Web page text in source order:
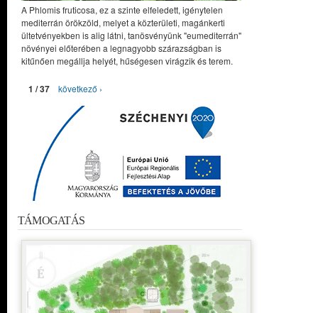
A Phlomis fruticosa, ez a szinte elfeledett, igénytelen
mediterrán örökzöld, melyet a közterületi, magánkerti
ültetvényekben is alig látni, tanösvényünk "eumediterrán"
növényei előterében a legnagyobb szárazságban is
kitűnően megállja helyét, hűségesen virágzik és terem.
1 / 37 következő ›
TÁMOGATÁS